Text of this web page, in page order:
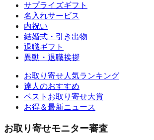
サプライズギフト
名入れサービス
内祝い
結婚式・引き出物
退職ギフト
異動・退職挨拶
お取り寄せ人気ランキング
達人のおすすめ
ベストお取り寄せ大賞
お得＆最新ニュース
お取り寄せモニター審査